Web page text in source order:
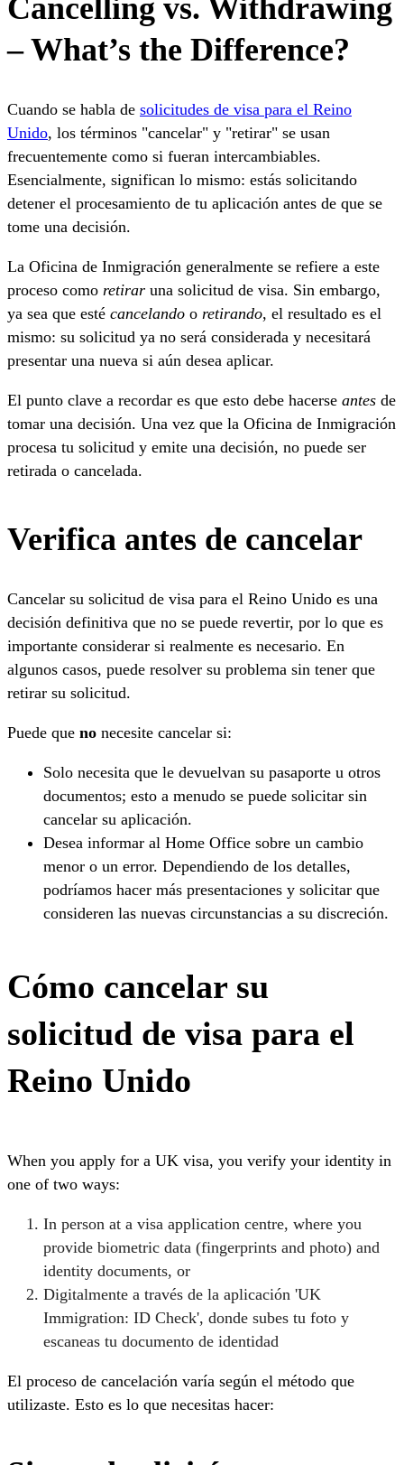
Cancelling vs. Withdrawing
– What’s the Difference?
Cuando se habla de solicitudes de visa para el Reino
Unido, los términos "cancelar" y "retirar" se usan
frecuentemente como si fueran intercambiables.
Esencialmente, significan lo mismo: estás solicitando
detener el procesamiento de tu aplicación antes de que se
tome una decisión.
La Oficina de Inmigración generalmente se refiere a este
proceso como retirar una solicitud de visa. Sin embargo,
ya sea que esté cancelando o retirando, el resultado es el
mismo: su solicitud ya no será considerada y necesitará
presentar una nueva si aún desea aplicar.
El punto clave a recordar es que esto debe hacerse antes de
tomar una decisión. Una vez que la Oficina de Inmigración
procesa tu solicitud y emite una decisión, no puede ser
retirada o cancelada.
Verifica antes de cancelar
Cancelar su solicitud de visa para el Reino Unido es una
decisión definitiva que no se puede revertir, por lo que es
importante considerar si realmente es necesario. En
algunos casos, puede resolver su problema sin tener que
retirar su solicitud.
Puede que no necesite cancelar si:
Solo necesita que le devuelvan su pasaporte u otros
documentos; esto a menudo se puede solicitar sin
cancelar su aplicación.
Desea informar al Home Office sobre un cambio
menor o un error. Dependiendo de los detalles,
podríamos hacer más presentaciones y solicitar que
consideren las nuevas circunstancias a su discreción.
Cómo cancelar su
solicitud de visa para el
Reino Unido
When you apply for a UK visa, you verify your identity in
one of two ways:
In person at a visa application centre, where you
provide biometric data (fingerprints and photo) and
identity documents, or
Digitalmente a través de la aplicación 'UK
Immigration: ID Check', donde subes tu foto y
escaneas tu documento de identidad
El proceso de cancelación varía según el método que
utilizaste. Esto es lo que necesitas hacer: